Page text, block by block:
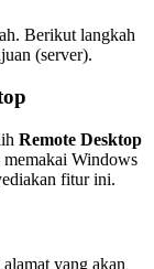
Berikut langkah
(server).
Remote Desktop
Windows
fitur ini.
yang akan